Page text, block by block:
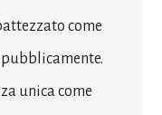
come
pubblicamente.
unica come